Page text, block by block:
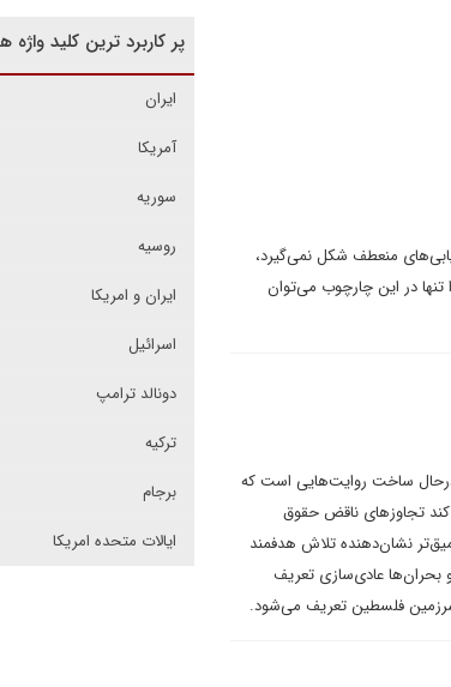
منعطف شکل نمی‌گیرد،
تنها در این چارچوب می‌توان
درحال ساخت روایت‌هایی است که
کند تجاوزهای ناقض حقوق
نشان‌دهنده تلاش هدفمند
بحران‌ها عادی‌سازی تعریف
سرزمین فلسطین تعریف می‌شود.
پر کاربرد ترین کلید واژه
ایران
آمریکا
سوریه
روسیه
ایران و امریکا
اسرائیل
دونالد ترامپ
ترکیه
برجام
ایالات متحده امریکا